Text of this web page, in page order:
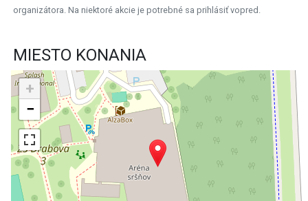
organizátora. Na niektoré akcie je potrebné sa prihlásiť vopred.
MIESTO KONANIA
+
−